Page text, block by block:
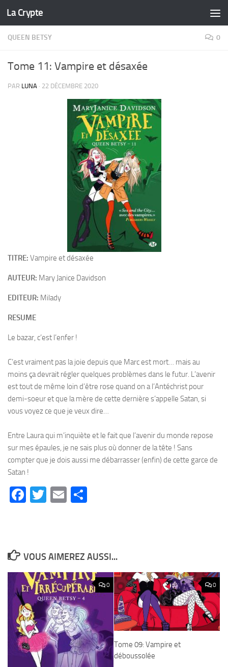
Skip to content
La Crypte
QUEEN BETSY 0
Tome 11: Vampire et désaxée
PAR LUNA · 22 DÉCEMBRE 2020
TITRE: Vampire et désaxée
AUTEUR: Mary Janice Davidson
EDITEUR: Milady
RESUME
Le bazar, c’est l’enfer !
C’est vraiment pas la joie depuis que Marc est mort… mais au
moins ça devrait régler quelques problèmes dans le futur. L’avenir
est tout de même loin d’être rose quand on a l’Antéchrist pour
demi-soeur et que la mère de cette dernière s’appelle Satan, si
vous voyez ce que je veux dire…
Entre Laura qui m’inquiète et le fait que l’avenir du monde repose
sur mes épaules, je ne sais plus où donner de la tête ! Sans
compter que je dois aussi me débarrasser (enfin) de cette garce de
Satan !
Facebook
Twitter
Email
VOUS AIMEREZ AUSSI...
0 0
Tome 09: Vampire et
déboussolée